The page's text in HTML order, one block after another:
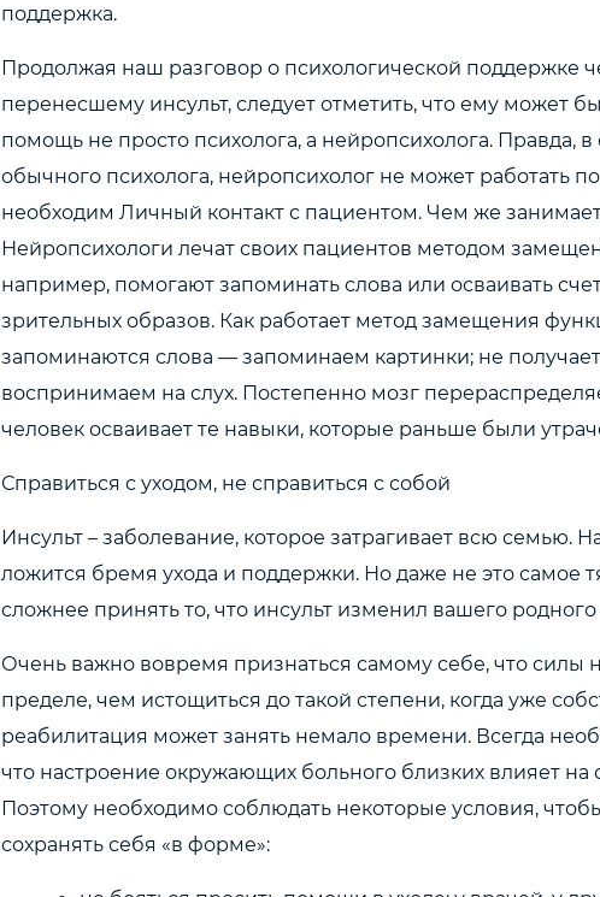
поддержка.
Продолжая наш разговор о психологической поддержке
перенесшему инсульт, следует отметить, что ему может
помощь не просто психолога, а нейропсихолога. Правда, в
обычного психолога, нейропсихолог не может работать
необходим Личный контакт с пациентом. Чем же
Нейропсихологи лечат своих пациентов методом
например, помогают запоминать слова или осваивать
зрительных образов. Как работает метод замещения
запоминаются слова — запоминаем картинки; не
воспринимаем на слух. Постепенно мозг
человек осваивает те навыки, которые раньше были
Справиться с уходом, не справиться с собой
Инсульт – заболевание, которое затрагивает всю семью.
ложится бремя ухода и поддержки. Но даже не это самое
сложнее принять то, что инсульт изменил вашего родного
Очень важно вовремя признаться самому себе, что силы
пределе, чем истощиться до такой степени, когда уже
реабилитация может занять немало времени. Всегда
что настроение окружающих больного близких влияет на
Поэтому необходимо соблюдать некоторые условия,
сохранять себя «в форме»: